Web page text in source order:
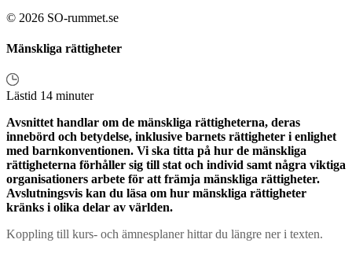
© 2026 SO-rummet.se
Mänskliga rättigheter
Lästid 14 minuter
Avsnittet handlar om de mänskliga rättigheterna, deras
innebörd och betydelse, inklusive barnets rättigheter i enlighet
med barnkonventionen. Vi ska titta på hur de mänskliga
rättigheterna förhåller sig till stat och individ samt några viktiga
organisationers arbete för att främja mänskliga rättigheter.
Avslutningsvis kan du läsa om hur mänskliga rättigheter
kränks i olika delar av världen.
Koppling till kurs- och ämnesplaner hittar du längre ner i texten.